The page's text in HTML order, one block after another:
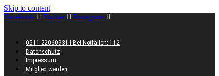
Skip to content
Facebook
Twitter Instagram
0511 22060931 | Bei Notfällen: 112
Datenschutz
Impressum
Mitglied werden